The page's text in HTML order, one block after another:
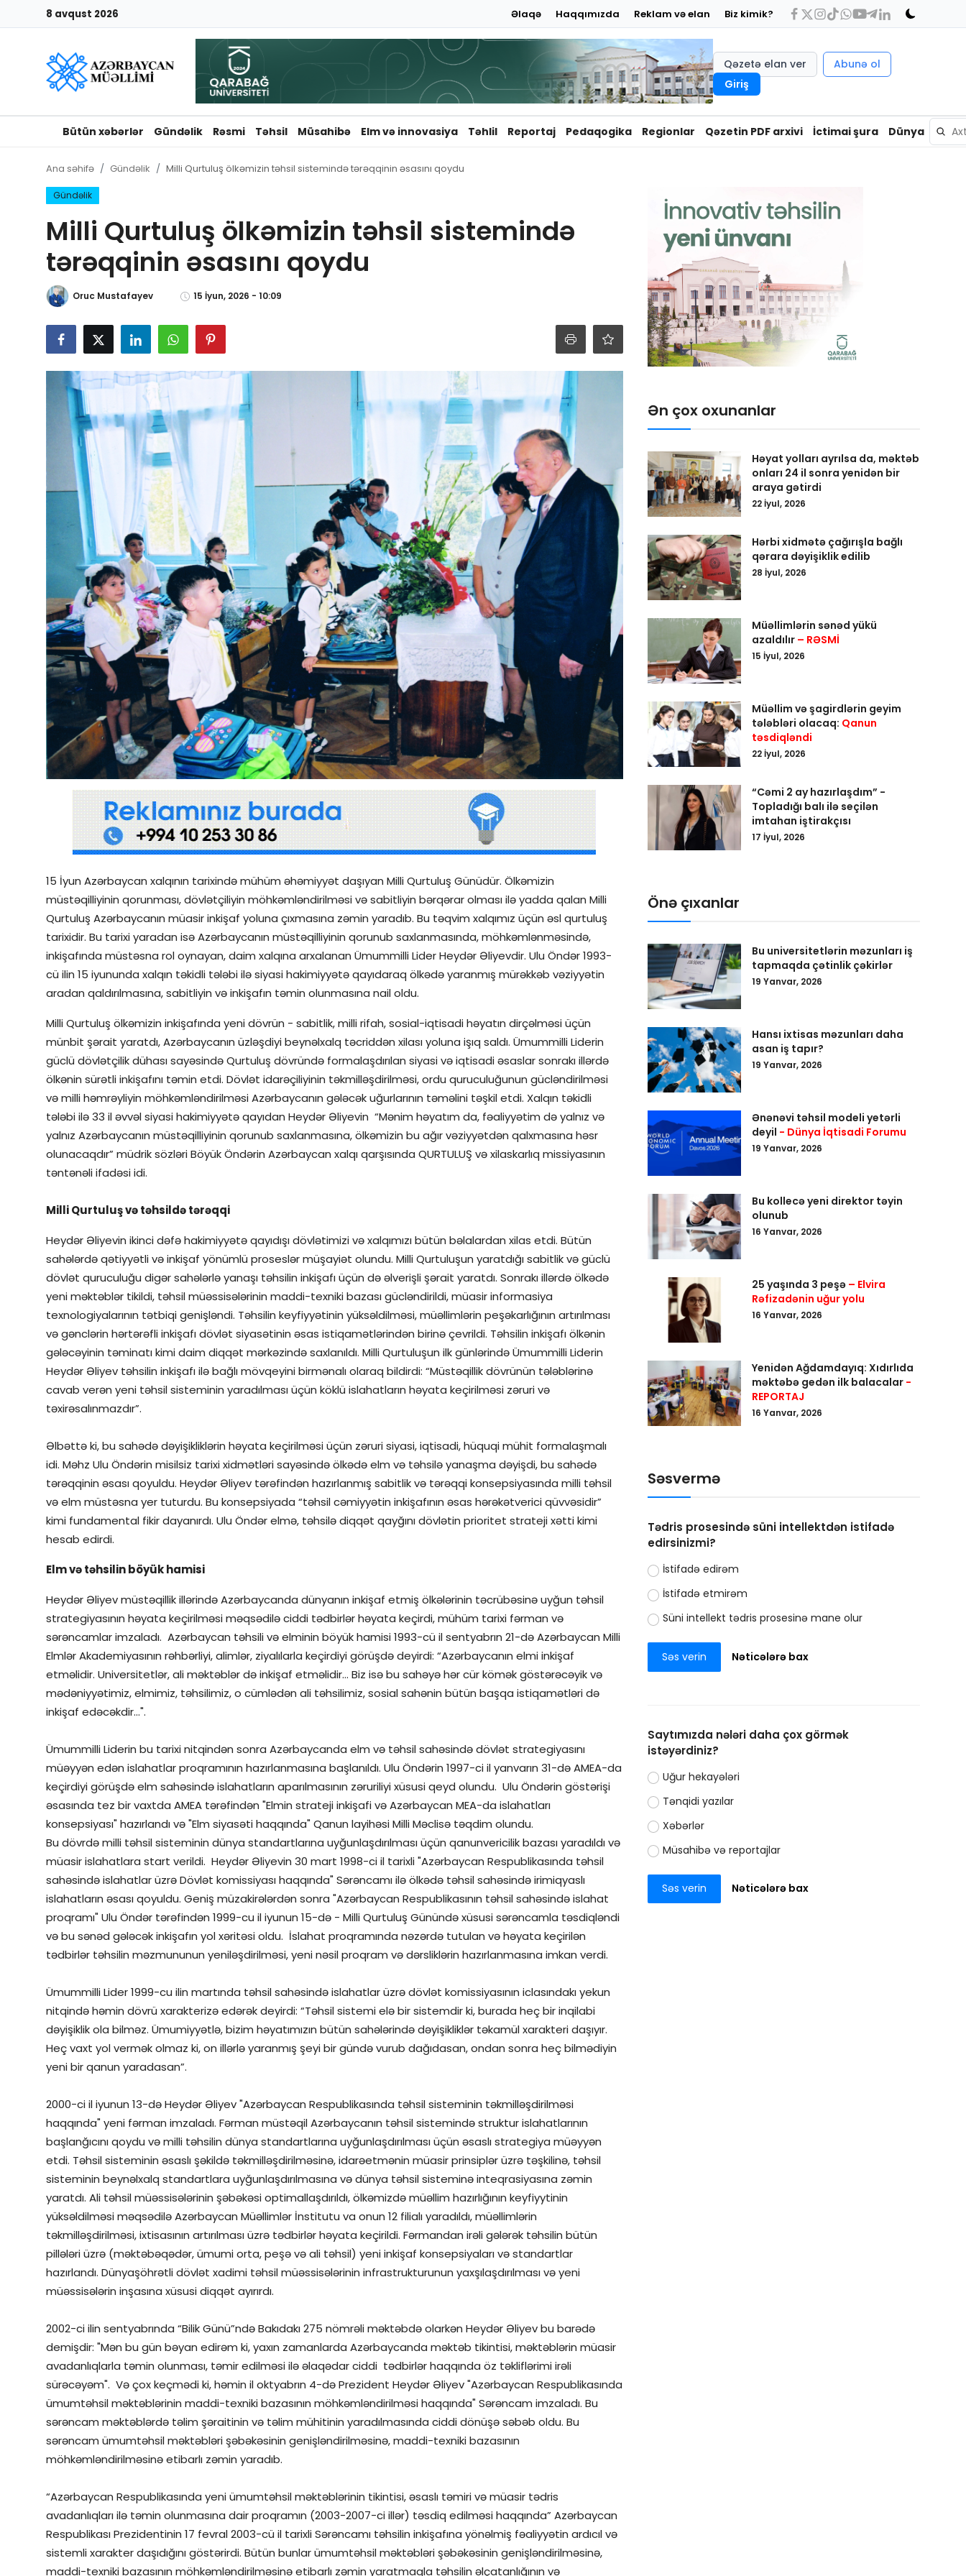
8 avqust 2026 Əlaqə Haqqımızda Reklam və elan Biz kimik?
Qəzetə elan ver
Abunə ol
Giriş
Bütün xəbərlər Gündəlik Rəsmi Təhsil Müsahibə Elm və innovasiya Təhlil Reportaj Pedaqogika Regionlar Qəzetin PDF arxivi İctimai şura Dünya
Giriş
Qeydiyyat
Qəzetə elan ver
Haqqımızda
Reklam və elan
Biz kimik?
Bütün xəbərlər
Gündəlik
Elm və innovasiya
Pedaqogika
Regionlar
Qəzetin PDF arxivi
İctimai şura
Dünya
Ana səhifə Gündəlik Milli Qurtuluş ölkəmizin təhsil sistemində tərəqqinin əsasını qoydu
Gündəlik
Milli Qurtuluş ölkəmizin təhsil sistemində
tərəqqinin əsasını qoydu
Oruc Mustafayev 15 İyun, 2026 - 10:09
15 İyun Azərbaycan xalqının tarixində mühüm əhəmiyyət daşıyan Milli Qurtuluş Günüdür. Ölkəmizin
müstəqilliyinin qorunması, dövlətçiliyin möhkəmləndirilməsi və sabitliyin bərqərar olması ilə yadda qalan Milli
Qurtuluş Azərbaycanın müasir inkişaf yoluna çıxmasına zəmin yaradıb. Bu təqvim xalqımız üçün əsl qurtuluş
tarixidir. Bu tarixi yaradan isə Azərbaycanın müstəqilliyinin qorunub saxlanmasında, möhkəmlənməsində,
inkişafında müstəsna rol oynayan, daim xalqına arxalanan Ümummilli Lider Heydər Əliyevdir. Ulu Öndər 1993-
cü ilin 15 iyununda xalqın təkidli tələbi ilə siyasi hakimiyyətə qayıdaraq ölkədə yaranmış mürəkkəb vəziyyətin
aradan qaldırılmasına, sabitliyin və inkişafın təmin olunmasına nail oldu.
Milli Qurtuluş ölkəmizin inkişafında yeni dövrün - sabitlik, milli rifah, sosial-iqtisadi həyatın dirçəlməsi üçün
münbit şərait yaratdı, Azərbaycanın üzləşdiyi beynəlxalq təcriddən xilası yoluna işıq saldı. Ümummilli Liderin
güclü dövlətçilik dühası sayəsində Qurtuluş dövründə formalaşdırılan siyasi və iqtisadi əsaslar sonrakı illərdə
ölkənin sürətli inkişafını təmin etdi. Dövlət idarəçiliyinin təkmilləşdirilməsi, ordu quruculuğunun gücləndirilməsi
və milli həmrəyliyin möhkəmləndirilməsi Azərbaycanın gələcək uğurlarının təməlini təşkil etdi. Xalqın təkidli
tələbi ilə 33 il əvvəl siyasi hakimiyyətə qayıdan Heydər Əliyevin “Mənim həyatım da, fəaliyyətim də yalnız və
yalnız Azərbaycanın müstəqilliyinin qorunub saxlanmasına, ölkəmizin bu ağır vəziyyətdən qalxmasına həsr
olunacaqdır” müdrik sözləri Böyük Öndərin Azərbaycan xalqı qarşısında QURTULUŞ və xilaskarlıq missiyasının
təntənəli ifadəsi idi.
Milli Qurtuluş və təhsildə tərəqqi
Heydər Əliyevin ikinci dəfə hakimiyyətə qayıdışı dövlətimizi və xalqımızı bütün bəlalardan xilas etdi. Bütün
sahələrdə qətiyyətli və inkişaf yönümlü proseslər müşayiət olundu. Milli Qurtuluşun yaratdığı sabitlik və güclü
dövlət quruculuğu digər sahələrlə yanaşı təhsilin inkişafı üçün də əlverişli şərait yaratdı. Sonrakı illərdə ölkədə
yeni məktəblər tikildi, təhsil müəssisələrinin maddi-texniki bazası gücləndirildi, müasir informasiya
texnologiyalarının tətbiqi genişləndi. Təhsilin keyfiyyətinin yüksəldilməsi, müəllimlərin peşəkarlığının artırılması
və gənclərin hərtərəfli inkişafı dövlət siyasətinin əsas istiqamətlərindən birinə çevrildi. Təhsilin inkişafı ölkənin
gələcəyinin təminatı kimi daim diqqət mərkəzində saxlanıldı. Milli Qurtuluşun ilk günlərində Ümummilli Liderin
Heydər Əliyev təhsilin inkişafı ilə bağlı mövqeyini birmənalı olaraq bildirdi: “Müstəqillik dövrünün tələblərinə
cavab verən yeni təhsil sisteminin yaradılması üçün köklü islahatların həyata keçirilməsi zəruri və
təxirəsalınmazdır”.
Əlbəttə ki, bu sahədə dəyişikliklərin həyata keçirilməsi üçün zəruri siyasi, iqtisadi, hüquqi mühit formalaşmalı
idi. Məhz Ulu Öndərin misilsiz tarixi xidmətləri sayəsində ölkədə elm və təhsilə yanaşma dəyişdi, bu sahədə
tərəqqinin əsası qoyuldu. Heydər Əliyev tərəfindən hazırlanmış sabitlik və tərəqqi konsepsiyasında milli təhsil
və elm müstəsna yer tuturdu. Bu konsepsiyada “təhsil cəmiyyətin inkişafının əsas hərəkətverici qüvvəsidir”
kimi fundamental fikir dayanırdı. Ulu Öndər elmə, təhsilə diqqət qayğını dövlətin prioritet strateji xətti kimi
hesab edirdi.
Elm və təhsilin böyük hamisi
Heydər Əliyev müstəqillik illərində Azərbaycanda dünyanın inkişaf etmiş ölkələrinin təcrübəsinə uyğun təhsil
strategiyasının həyata keçirilməsi məqsədilə ciddi tədbirlər həyata keçirdi, mühüm tarixi fərman və
sərəncamlar imzaladı. Azərbaycan təhsili və elminin böyük hamisi 1993-cü il sentyabrın 21-də Azərbaycan Milli
Elmlər Akademiyasının rəhbərliyi, alimlər, ziyalılarla keçirdiyi görüşdə deyirdi: “Azərbaycanın elmi inkişaf
etməlidir. Universitetlər, ali məktəblər də inkişaf etməlidir... Biz isə bu sahəyə hər cür kömək göstərəcəyik və
mədəniyyətimiz, elmimiz, təhsilimiz, o cümlədən ali təhsilimiz, sosial sahənin bütün başqa istiqamətləri də
inkişaf edəcəkdir...".
Ümummilli Liderin bu tarixi nitqindən sonra Azərbaycanda elm və təhsil sahəsində dövlət strategiyasını
müəyyən edən islahatlar proqramının hazırlanmasına başlanıldı. Ulu Öndərin 1997-ci il yanvarın 31-də AMEA-da
keçirdiyi görüşdə elm sahəsində islahatların aparılmasının zəruriliyi xüsusi qeyd olundu. Ulu Öndərin göstərişi
əsasında tez bir vaxtda AMEA tərəfindən "Elmin strateji inkişafi və Azərbaycan MEA-da islahatları
konsepsiyası" hazırlandı və "Elm siyasəti haqqında" Qanun layihəsi Milli Məclisə təqdim olundu.
Bu dövrdə milli təhsil sisteminin dünya standartlarına uyğunlaşdırılması üçün qanunvericilik bazası yaradıldı və
müasir islahatlara start verildi. Heydər Əliyevin 30 mart 1998-ci il tarixli "Azərbaycan Respublikasında təhsil
sahəsində islahatlar üzrə Dövlət komissiyası haqqında" Sərəncamı ilə ölkədə təhsil sahəsində irimiqyaslı
islahatların əsası qoyuldu. Geniş müzakirələrdən sonra "Azərbaycan Respublikasının təhsil sahəsində islahat
proqramı" Ulu Öndər tərəfindən 1999-cu il iyunun 15-də - Milli Qurtuluş Günündə xüsusi sərəncamla təsdiqləndi
və bu sənəd gələcək inkişafın yol xəritəsi oldu. İslahat proqramında nəzərdə tutulan və həyata keçirilən
tədbirlər təhsilin məzmununun yeniləşdirilməsi, yeni nəsil proqram və dərsliklərin hazırlanmasına imkan verdi.
Ümummilli Lider 1999-cu ilin martında təhsil sahəsində islahatlar üzrə dövlət komissiyasının iclasındakı yekun
nitqində həmin dövrü xarakterizə edərək deyirdi: “Təhsil sistemi elə bir sistemdir ki, burada heç bir inqilabi
dəyişiklik ola bilməz. Ümumiyyətlə, bizim həyatımızın bütün sahələrində dəyişikliklər təkamül xarakteri daşıyır.
Heç vaxt yol vermək olmaz ki, on illərlə yaranmış şeyi bir gündə vurub dağıdasan, ondan sonra heç bilmədiyin
yeni bir qanun yaradasan”.
2000-ci il iyunun 13-də Heydər Əliyev "Azərbaycan Respublikasında təhsil sisteminin təkmilləşdirilməsi
haqqında" yeni fərman imzaladı. Fərman müstəqil Azərbaycanın təhsil sistemində struktur islahatlarının
başlanğıcını qoydu və milli təhsilin dünya standartlarına uyğunlaşdırılması üçün əsaslı strategiya müəyyən
etdi. Təhsil sisteminin əsaslı şəkildə təkmilləşdirilməsinə, idarəetmənin müasir prinsiplər üzrə təşkilinə, təhsil
sisteminin beynəlxalq standartlara uyğunlaşdırılmasına və dünya təhsil sisteminə inteqrasiyasına zəmin
yaratdı. Ali təhsil müəssisələrinin şəbəkəsi optimallaşdırıldı, ölkəmizdə müəllim hazırlığının keyfiyytinin
yüksəldilməsi məqsədilə Azərbaycan Müəllimlər İnstitutu va onun 12 filialı yaradıldı, müəllimlərin
təkmilləşdirilməsi, ixtisasının artırılması üzrə tədbirlər həyata keçirildi. Fərmandan irəli gələrək təhsilin bütün
pillələri üzrə (məktəbəqədər, ümumi orta, peşə və ali təhsil) yeni inkişaf konsepsiyaları və standartlar
hazırlandı. Dünyaşöhrətli dövlət xadimi təhsil müəssisələrinin infrastrukturunun yaxşılaşdırılması və yeni
müəssisələrin inşasına xüsusi diqqət ayırırdı.
2002-ci ilin sentyabrında “Bilik Günü”ndə Bakıdakı 275 nömrəli məktəbdə olarkən Heydər Əliyev bu barədə
demişdir: "Mən bu gün bəyan edirəm ki, yaxın zamanlarda Azərbaycanda məktəb tikintisi, məktəblərin müasir
avadanlıqlarla təmin olunması, təmir edilməsi ilə əlaqədar ciddi tədbirlər haqqında öz təkliflərimi irəli
sürəcəyəm". Və çox keçmədi ki, həmin il oktyabrın 4-də Prezident Heydər Əliyev "Azərbaycan Respublikasında
ümumtəhsil məktəblərinin maddi-texniki bazasının möhkəmləndirilməsi haqqında" Sərəncam imzaladı. Bu
sərəncam məktəblərdə təlim şəraitinin və təlim mühitinin yaradılmasında ciddi dönüşə səbəb oldu. Bu
sərəncam ümumtəhsil məktəbləri şəbəkəsinin genişləndirilməsinə, maddi-texniki bazasının
möhkəmləndirilməsinə etibarlı zəmin yaradıb.
“Azərbaycan Respublikasında yeni ümumtəhsil məktəblərinin tikintisi, əsaslı təmiri və müasir tədris
avadanlıqları ilə təmin olunmasına dair proqramın (2003-2007-ci illər) təsdiq edilməsi haqqında” Azərbaycan
Respublikası Prezidentinin 17 fevral 2003-cü il tarixli Sərəncamı təhsilin inkişafına yönəlmiş fəaliyyətin ardıcıl və
sistemli xarakter daşıdığını göstərirdi. Bütün bunlar ümumtəhsil məktəbləri şəbəkəsinin genişləndirilməsinə,
maddi-texniki bazasının möhkəmləndirilməsinə etibarlı zəmin yaratmaqla təhsilin əlçatanlığının və
Ən çox oxunanlar
Həyat yolları ayrılsa da, məktəb
onları 24 il sonra yenidən bir
araya gətirdi
22 İyul, 2026
Hərbi xidmətə çağırışla bağlı
qərara dəyişiklik edilib
28 İyul, 2026
Müəllimlərin sənəd yükü
azaldılır – RƏSMİ
15 İyul, 2026
Müəllim və şagirdlərin geyim
tələbləri olacaq: Qanun
təsdiqləndi
22 İyul, 2026
“Cəmi 2 ay hazırlaşdım” -
Topladığı balı ilə seçilən
imtahan iştirakçısı
17 İyul, 2026
Önə çıxanlar
Bu universitetlərin məzunları iş
tapmaqda çətinlik çəkirlər
19 Yanvar, 2026
Hansı ixtisas məzunları daha
asan iş tapır?
19 Yanvar, 2026
Ənənəvi təhsil modeli yetərli
deyil - Dünya İqtisadi Forumu
19 Yanvar, 2026
Bu kollecə yeni direktor təyin
olunub
16 Yanvar, 2026
25 yaşında 3 peşə – Elvira
Rəfizadənin uğur yolu
16 Yanvar, 2026
Yenidən Ağdamdayıq: Xıdırlıda
məktəbə gedən ilk balacalar -
REPORTAJ
16 Yanvar, 2026
Səsvermə
Tədris prosesində süni intellektdən istifadə
edirsinizmi?
İstifadə edirəm
İstifadə etmirəm
Süni intellekt tədris prosesinə mane olur
Səs verin Nəticələrə bax
Saytımızda nələri daha çox görmək
istəyərdiniz?
Uğur hekayələri
Tənqidi yazılar
Xəbərlər
Müsahibə və reportajlar
Səs verin Nəticələrə bax